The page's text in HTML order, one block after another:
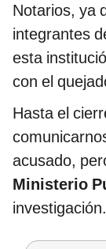
Notarios, ya
integrantes
esta
con el
Hasta el
acusado,
Ministerio
investigación.